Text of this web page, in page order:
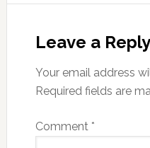
Interactions
Leave a Reply
Your email address
Required fields are
Comment *